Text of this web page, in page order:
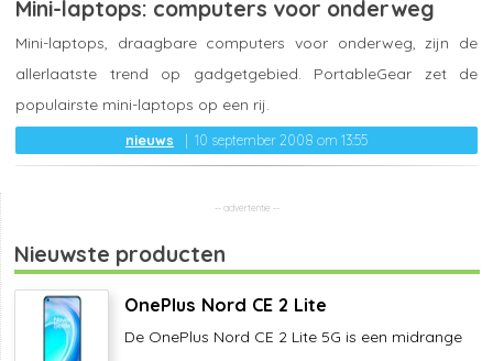
Mini-laptops: computers voor onderweg
nieuws 10 september 2008 om 13:55
Mini-laptops, draagbare computers voor onderweg, zijn de
allerlaatste trend op gadgetgebied. PortableGear zet de
populairste mini-laptops op een rij.
Nieuwste producten
OnePlus Nord CE 2 Lite
De OnePlus Nord CE 2 Lite 5G is een midrange